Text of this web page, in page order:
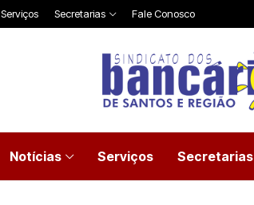
Serviços Secretarias Fale Conosco
Notícias Serviços Secretarias